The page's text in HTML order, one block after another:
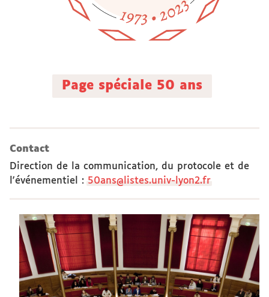
Page spéciale 50 ans
Contact
Direction de la communication, du protocole et de
l'événementiel
: 50ans@listes.univ-lyon2.fr